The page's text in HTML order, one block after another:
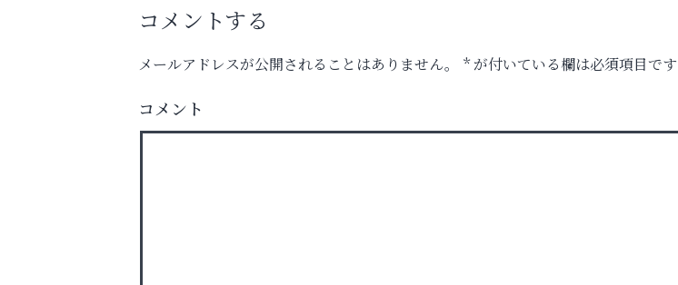
口元から始まる、自分らしい毎日を
芦屋インターナショナルスク
コメントする
メールアドレスが公開されることはありません。 *が付いている欄は必須項目です
コメント